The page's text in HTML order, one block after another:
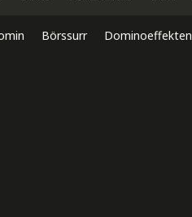
Börssurr Dominoeffekten